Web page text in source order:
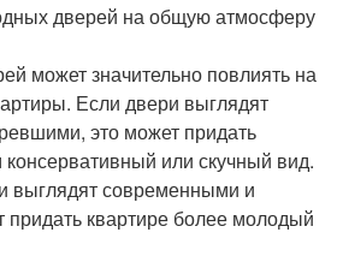
дверей на общую атмосферу
может значительно повлиять на
Если двери выглядят
это может придать
или скучный вид.
выглядят современными и
придать квартире более молодый